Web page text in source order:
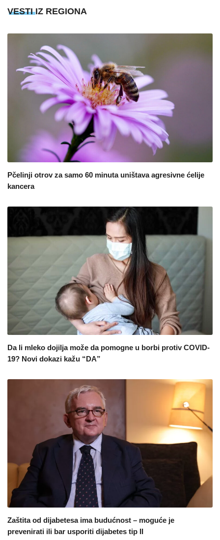
VESTI IZ REGIONA
Pčelinji otrov za samo 60 minuta uništava agresivne ćelije
kancera
Da li mleko dojilja može da pomogne u borbi protiv COVID-
19? Novi dokazi kažu “DA”
Zaštita od dijabetesa ima budućnost – moguće je
prevenirati ili bar usporiti dijabetes tip II